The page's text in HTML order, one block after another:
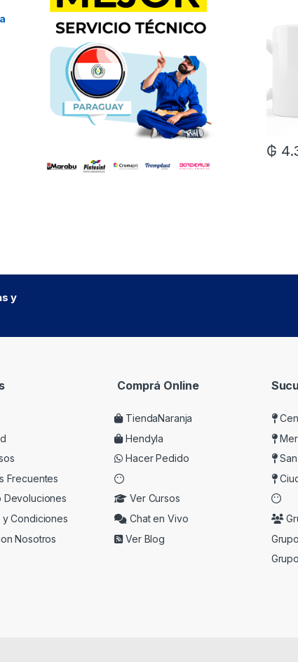
₲
y
Frecuentes
Devoluciones
y Condiciones
Nosotros
Comprá Online
TiendaNaranja
Hendyla
Hacer Pedido
Ver Cursos
Chat en Vivo
Ver Blog